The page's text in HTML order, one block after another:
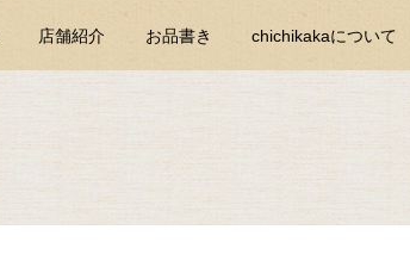
店舗紹介 お品書き chichikakaについて